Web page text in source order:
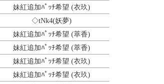
妹紅追加ﾊﾟｯﾁ希望 (衣玖)
◇tNk4(妖夢)
妹紅追加ﾊﾟｯﾁ希望 (萃香)
妹紅追加ﾊﾟｯﾁ希望 (萃香)
妹紅追加ﾊﾟｯﾁ希望 (衣玖)
妹紅追加ﾊﾟｯﾁ希望 (衣玖)